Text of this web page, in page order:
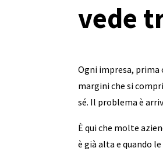
vede
Ogni impresa, prima
margini che si
sé. Il problema è
È qui che molte
è già alta e quando